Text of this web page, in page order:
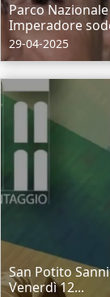
Parco
Imperadore
29-04-2025
San Potito
Venerdì 12...